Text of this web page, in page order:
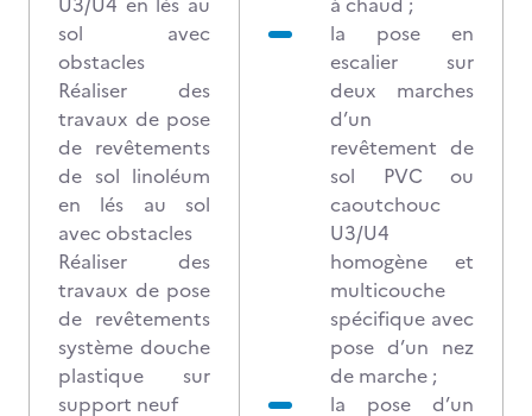
sol avec
obstacles
Réaliser des
travaux de pose
de revêtements
de sol linoléum
en lés au sol
avec obstacles
Réaliser des
travaux de pose
de revêtements
système douche
plastique sur
support neuf
la pose en
escalier sur
deux marches
d’un
revêtement de
sol PVC ou
caoutchouc
U3/U4
homogène et
multicouche
spécifique avec
pose d’un nez
de marche ;
la pose d’un